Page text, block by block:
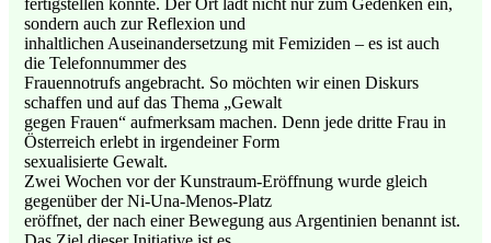
fertigstellen konnte. Der Ort lädt nicht nur zum Gedenken ein,
sondern auch zur Reflexion und
inhaltlichen Auseinandersetzung mit Femiziden – es ist auch
die Telefonnummer des
Frauennotrufs angebracht. So möchten wir einen Diskurs
schaffen und auf das Thema „Gewalt
gegen Frauen“ aufmerksam machen. Denn jede dritte Frau in
Österreich erlebt in irgendeiner Form
sexualisierte Gewalt.
Zwei Wochen vor der Kunstraum-Eröffnung wurde gleich
gegenüber der Ni-Una-Menos-Platz
eröffnet, der nach einer Bewegung aus Argentinien benannt ist.